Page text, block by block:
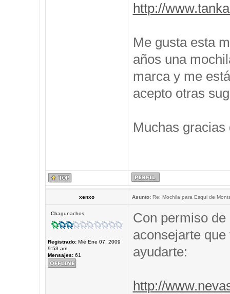
http://
Me gusta esta
años una
marca y me
acepto otras
Muchas
xenxo Asunto:Re: Mochila para Esqui de
Chagunachos
Registrado:Mié Ene 07, 2009
9:53 am
Mensajes:61
Con permiso
aconsejarte
ayudarte:
http://